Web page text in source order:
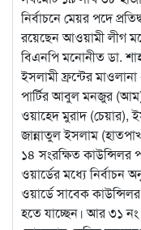
নির্বাচনে মেয়র পদে
রয়েছেন আওয়ামী লীগ
বিএনপি মনোনীত ডা.
ইসলামী ফ্রন্টের
পার্টির আবুল মনজুর
ওয়াহেদ মুরাদ (চেয়ার),
জান্নাতুল ইসলাম
১৪ সংরক্ষিত কাউন্সিলর
ওয়ার্ডের মধ্যে নির্বাচন
ওয়ার্ডে সাবেক কাউন্সিলর
হতে যাচ্ছেন। আর ৩১ নং